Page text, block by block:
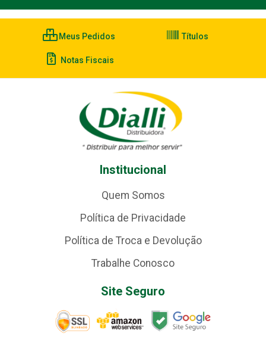
Meus Pedidos Títulos
Notas Fiscais
Institucional
Quem Somos
Política de Privacidade
Política de Troca e Devolução
Trabalhe Conosco
Site Seguro